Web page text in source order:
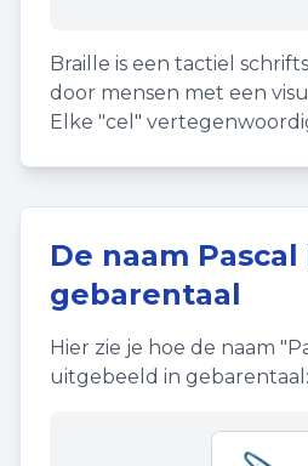
Braille is een tactiel
door mensen met een
Elke "cel"
De naam Pascal
gebarentaal
Hier zie je hoe de naam "
uitgebeeld in gebarentaal: